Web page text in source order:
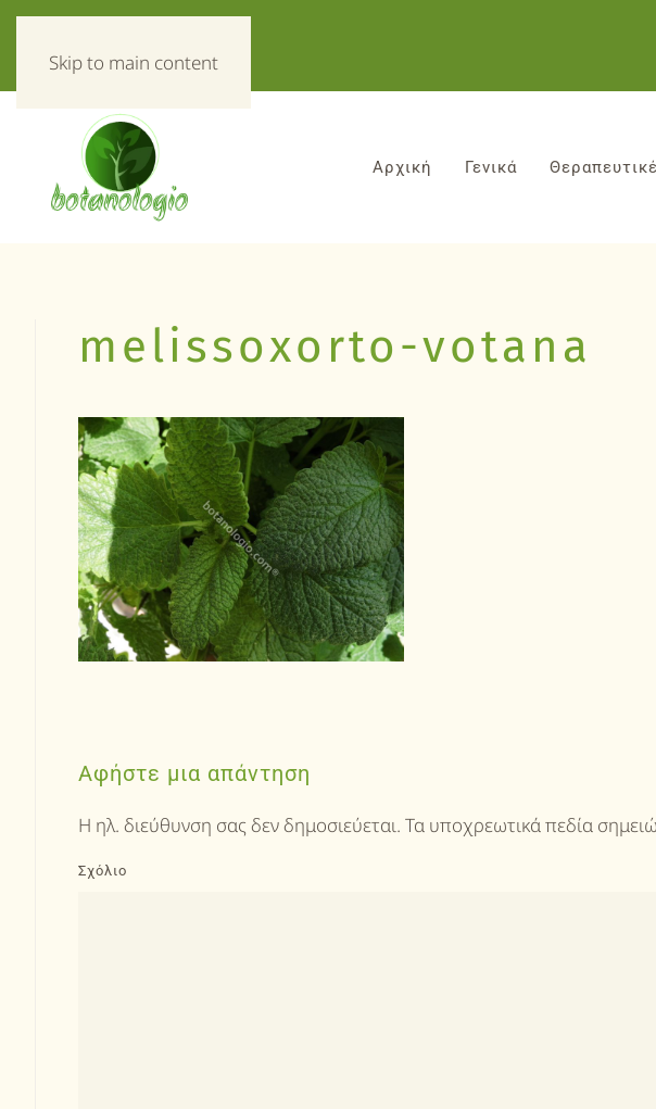
Skip to main content
Αρχική Γενικά
melissoxorto-votana
Αφήστε μια απάντηση
Η ηλ. διεύθυνση σας δεν δημοσιεύεται. Τα υποχρεωτικά πεδία
Σχόλιο